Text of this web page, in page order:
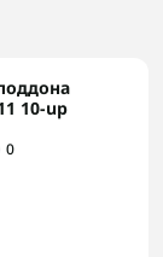
10-up
0